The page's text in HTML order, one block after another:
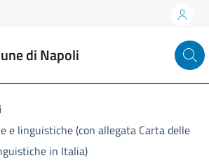
di Napoli
e linguistiche (con allegata Carta delle
in Italia)